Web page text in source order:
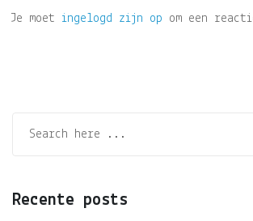
Je moet ingelogd zijn op om een
Recente posts